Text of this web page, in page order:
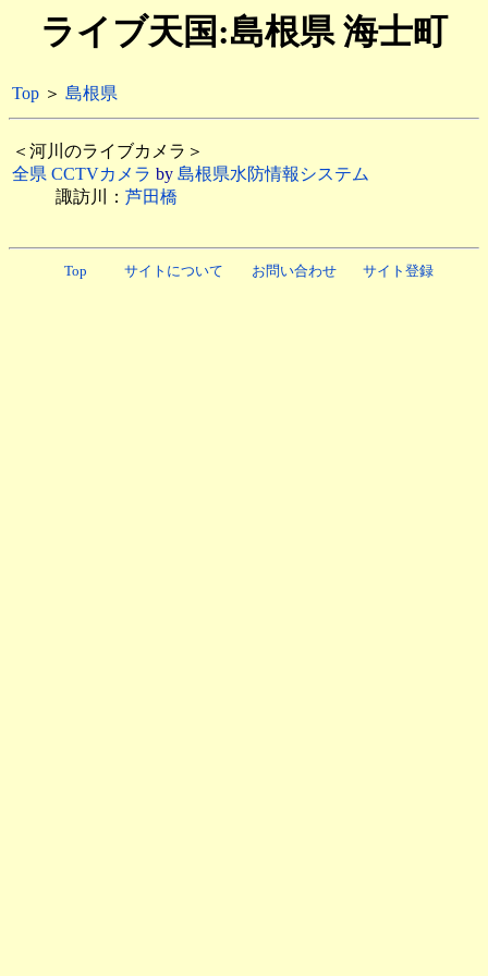
ライブ天国:島根県 海士町
Top ＞ 島根県
＜河川のライブカメラ＞
全県 CCTVカメラ by 島根県水防情報システム
諏訪川： 芦田橋
Top サイトについて お問い合わせ サイト登録